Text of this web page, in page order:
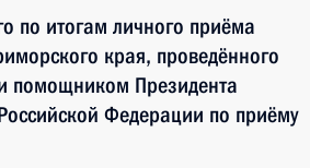
по итогам личного приёма
края, проведённого
помощником Президента
Федерации по приёму